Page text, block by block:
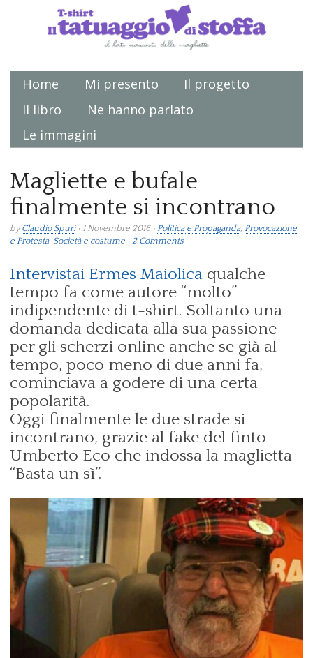
Main menu
Home Mi presento
Il progetto
Il libro
Ne hanno parlato
Le immagini
Magliette e bufale
finalmente si incontrano
byClaudio Spuri• 1 Novembre 2016 • Politica e Propaganda, Provocazione
e Protesta, Società e costume • 2 Comments
Intervistai Ermes Maiolica qualche
tempo fa come autore “molto”
indipendente di t-shirt. Soltanto una
domanda dedicata alla sua passione
per gli scherzi online anche se già al
tempo, poco meno di due anni fa,
cominciava a godere di una certa
popolarità.
Oggi finalmente le due strade si
incontrano, grazie al fake del finto
Umberto Eco che indossa la maglietta
“Basta un sì”.